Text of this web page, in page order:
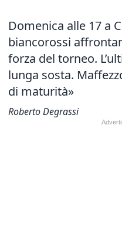
Domenica alle 17 a
biancorossi
forza del torneo.
lunga sosta.
di maturità»
Roberto Degrassi